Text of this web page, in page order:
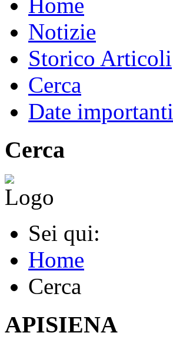
Notizie
Storico Articoli
Cerca
Date importanti
Cerca
Sei qui:
Home
Cerca
APISIENA